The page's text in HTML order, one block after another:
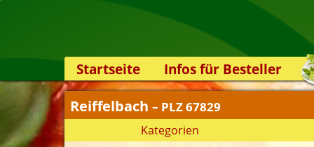
Startseite
Infos für Besteller
Lieferservice-App
Weiterempfehlen
Newsletter
Reiffelbach – PLZ 67829
Kategorien